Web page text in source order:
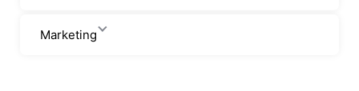
Marketing